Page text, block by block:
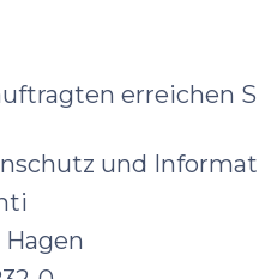
erreichen
und
Hagen